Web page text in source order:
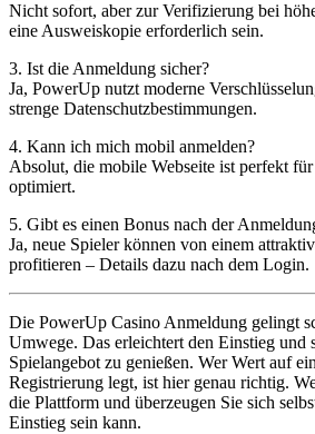
Nicht sofort, aber zur Verifizierung bei
eine Ausweiskopie erforderlich sein.
3. Ist die Anmeldung sicher?
Ja, PowerUp nutzt moderne
strenge Datenschutzbestimmungen.
4. Kann ich mich mobil anmelden?
Absolut, die mobile Webseite ist perfekt
optimiert.
5. Gibt es einen Bonus nach der
Ja, neue Spieler können von einem
profitieren – Details dazu nach dem Login.
Die PowerUp Casino Anmeldung gelingt
Umwege. Das erleichtert den Einstieg und
Spielangebot zu genießen. Wer Wert auf
Registrierung legt, ist hier genau richtig.
die Plattform und überzeugen Sie sich
Einstieg sein kann.